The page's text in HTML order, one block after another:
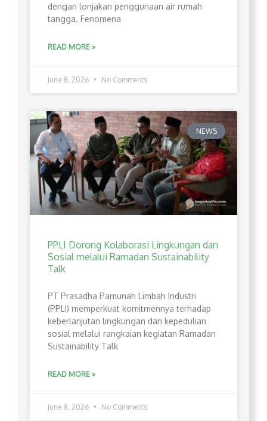
dengan lonjakan penggunaan air rumah
tangga. Fenomena
READ MORE »
June 8, 2026 No Comments
NEWS
PPLI Dorong Kolaborasi Lingkungan dan
Sosial melalui Ramadan Sustainability
Talk
PT Prasadha Pamunah Limbah Industri
(PPLI) memperkuat komitmennya terhadap
keberlanjutan lingkungan dan kepedulian
sosial melalui rangkaian kegiatan Ramadan
Sustainability Talk
READ MORE »
June 8, 2026 No Comments